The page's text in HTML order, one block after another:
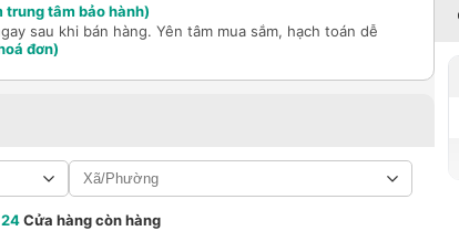
trung tâm bảo hành)
sau khi bán hàng. Yên tâm mua sắm, hạch toán dễ
đơn)
24Cửa hàng còn hàng